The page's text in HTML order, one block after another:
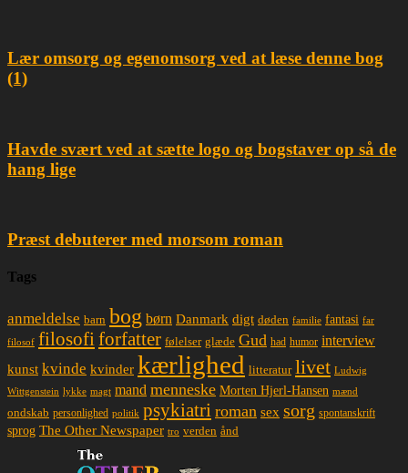
Lær omsorg og egenomsorg ved at læse denne bog
(1)
Havde svært ved at sætte logo og bogstaver op så de
hang lige
Præst debuterer med morsom roman
Tags
anmeldelse barn bog børn Danmark digt døden familie fantasi far
filosof filosofiforfatter følelser glæde Gud had humor interview
kunst kvinde kvinder kærlighed litteratur livet Ludwig
Wittgenstein lykke magt mand menneske Morten Hjerl-Hansen mænd
ondskab personlighed politik psykiatri roman sex sorg spontanskrift
sprog The Other Newspaper tro verden ånd